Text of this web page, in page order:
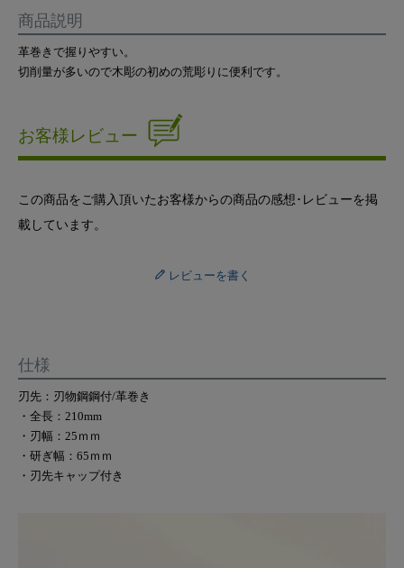
商品説明
革巻きで握りやすい。
切削量が多いので木彫の初めの荒彫りに便利です。
お客様レビュー
この商品をご購入頂いたお客様からの商品の感想･レビューを掲
載しています。
レビューを書く
仕様
刃先：刃物鋼鋼付/革巻き
・全長：210mm
・刃幅：25ｍｍ
・研ぎ幅：65ｍｍ
・刃先キャップ付き